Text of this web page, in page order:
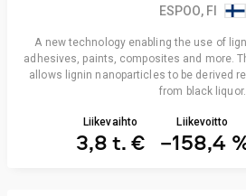
ESPOO, FI
A new technology enabling the use of
adhesives, paints, composites and more.
allows lignin nanoparticles to be derived
from black liquor.
Liikevaihto
3,8 t. €
Liikevoitto
−158,4